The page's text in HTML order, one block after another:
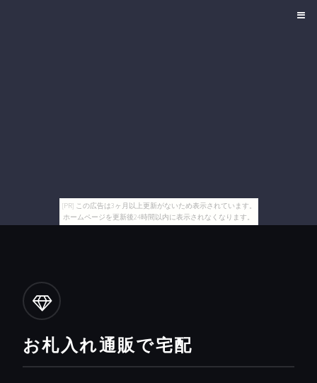
[PR] この広告は3ヶ月以上更新がないため表示されています。
ホームページを更新後24時間以内に表示されなくなります。
お札入れ通販で宅配